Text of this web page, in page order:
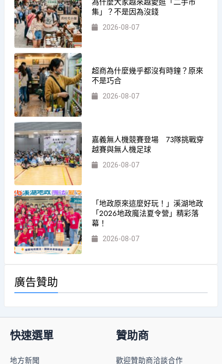
為什麼大家越來越愛逛「二手市
集」？不是因為沒錢
2026-08-07
超商為什麼幾乎都沒有時鐘？原來
不是巧合
2026-08-07
嘉義無人機競賽登場 73隊挑戰穿
越賽與無人機足球
2026-08-07
「地政原來這麼好玩！」溪湖地政
「2026地政魔法夏令營」精彩落
幕！
2026-08-07
廣告贊助
快速選單
地方新聞
贊助商
歡迎贊助商洽談合作